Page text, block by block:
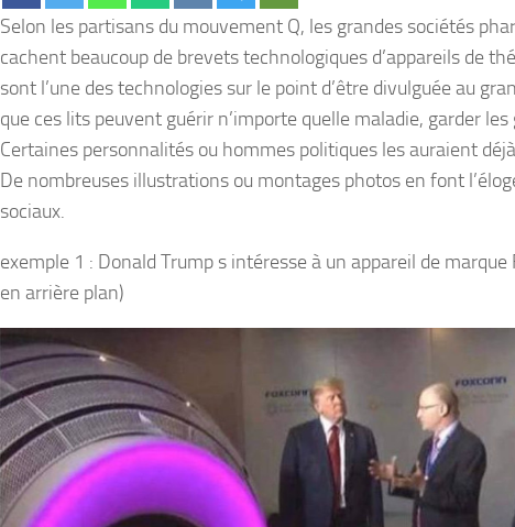
Selon les partisans du mouvement Q, les grandes sociétés
cachent beaucoup de brevets technologiques d’appareils de
sont l’une des technologies sur le point d’être divulguée au
que ces lits peuvent guérir n’importe quelle maladie, garder
Certaines personnalités ou hommes politiques les auraient
De nombreuses illustrations ou montages photos en font
sociaux.
exemple 1 : Donald Trump s intéresse à un appareil de
en arrière plan)